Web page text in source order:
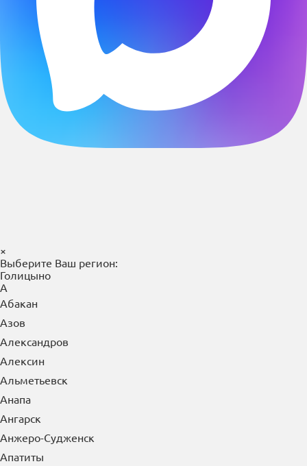
×
Выберите Ваш регион:
Голицыно
А
Абакан
Азов
Александров
Алексин
Альметьевск
Анапа
Ангарск
Анжеро-Судженск
Апатиты